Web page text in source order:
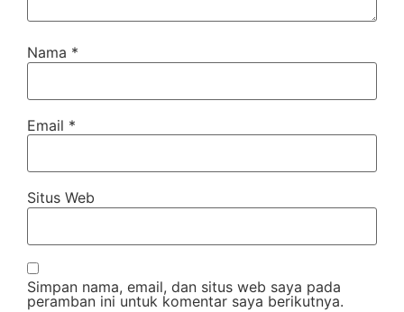
Nama *
Email *
Situs Web
Simpan nama, email, dan situs web saya pada
peramban ini untuk komentar saya berikutnya.